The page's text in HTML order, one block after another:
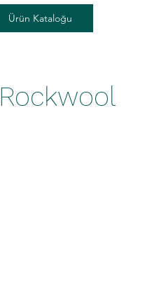
Ürün Kataloğu
Rockwool